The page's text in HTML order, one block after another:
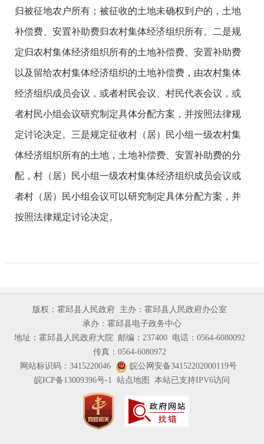
归被征地农户所有；被征收的土地未确权到户的，土地
补偿费、安置补助费归农村集体经济组织所有。二是规
定归农村集体经济组织所有的土地补偿费、安置补助费
以及留给农村集体经济组织的土地补偿费，由农村集体
经济组织成员会议，或者村民会议、村民代表会议，或
者村民小组会议研究制定具体分配方案，并按照法律规
定讨论决定。三是规定征收村（居）民小组一级农村集
体经济组织所有的土地，土地补偿费、安置补助费的分
配，村（居）民小组一级农村集体经济组织成员会议或
者村（居）民小组会议可以研究制定具体分配方案，并
按照法律规定讨论决定。
版权：霍邱县人民政府 主办：霍邱县人民政府办公室
承办：霍邱县电子政务中心
地址：霍邱县人民政府大院 邮编：237400 电话：0564-6080092
传真：0564-6080972
网站标识码：3415220046
皖公网安备34152202000119号
皖ICP备13009396号-1 站点地图 本站已支持IPV6访问